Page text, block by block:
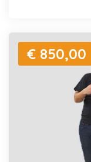
€ 850,00